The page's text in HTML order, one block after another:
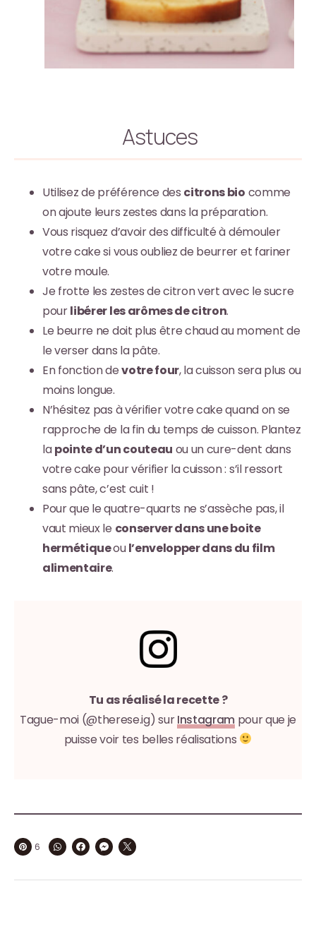
Astuces
Utilisez de préférence des citrons bio comme
on ajoute leurs zestes dans la préparation.
Vous risquez d’avoir des difficulté à démouler
votre cake si vous oubliez de beurrer et fariner
votre moule.
Je frotte les zestes de citron vert avec le sucre
pourlibérer les arômes de citron.
Le beurre ne doit plus être chaud au moment de
le verser dans la pâte.
En fonction devotre four, la cuisson sera plus ou
moins longue.
N’hésitez pas à vérifier votre cake quand on se
rapproche de la fin du temps de cuisson. Plantez
lapointe d’un couteau ou un cure-dent dans
votre cake pour vérifier la cuisson : s’il ressort
sans pâte, c’est cuit !
Pour que le quatre-quarts ne s’assèche pas, il
vaut mieux le conserver dans une boite
hermétiqueoul’envelopper dans du film
alimentaire.
Tu as réalisé la recette ?
Tague-moi (@therese.ig) surInstagram pour que je
puisse voir tes belles réalisations
6